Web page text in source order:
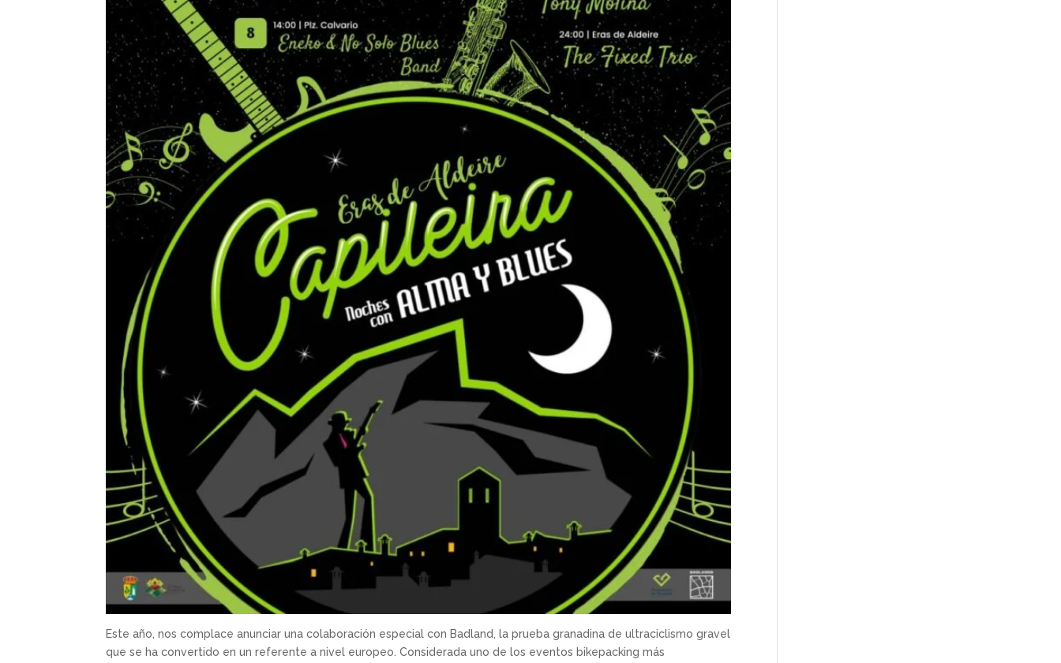
Este año, nos complace anunciar una colaboración especial con Badland, la prueba granadina de ultraciclismo gravel
que se ha convertido en un referente a nivel europeo. Considerada uno de los eventos bikepacking más